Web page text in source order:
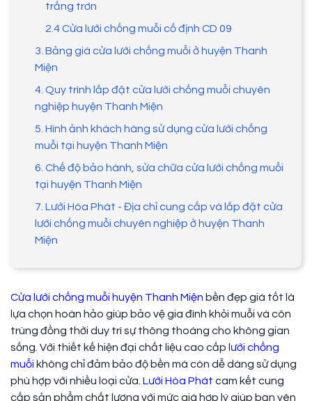
trắng trơn
2.4 Cửa lưới chống muỗi cố định CD 09
3. Bảng giá cửa lưới chống muỗi ở huyện Thanh
Miện
4. Quy trình lắp đặt cửa lưới chống muỗi chuyên
nghiệp huyện Thanh Miện
5. Hình ảnh khách hàng sử dụng cửa lưới chống
muỗi tại huyện Thanh Miện
6. Chế độ bảo hành, sửa chữa cửa lưới chống muỗi
tại huyện Thanh Miện
7. Lưới Hòa Phát - Địa chỉ cung cấp và lắp đặt cửa
lưới chống muỗi chuyên nghiệp ở huyện Thanh
Miện
Cửa lưới chống muỗi huyện Thanh Miện bền đẹp giá tốt là
lựa chọn hoàn hảo giúp bảo vệ gia đình khỏi muỗi và côn
trùng đồng thời duy trì sự thông thoáng cho không gian
sống. Với thiết kế hiện đại chất liệu cao cấp lưới chống
muỗi không chỉ đảm bảo độ bền mà còn dễ dàng sử dụng
phù hợp với nhiều loại cửa. Lưới Hòa Phát cam kết cung
cấp sản phẩm chất lượng với mức giá hợp lý giúp bạn yên